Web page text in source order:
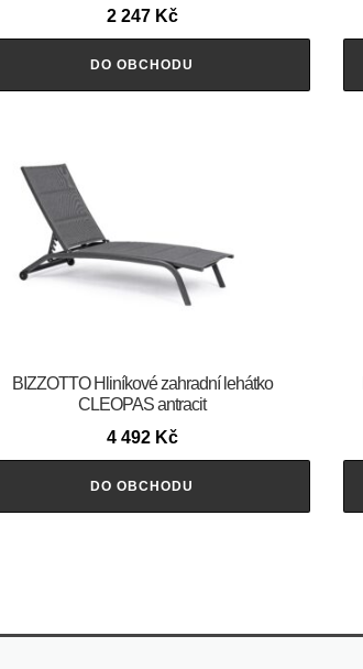
2 247 Kč
DO OBCHODU
BIZZOTTO Hliníkové zahradní lehátko
CLEOPAS antracit
4 492 Kč
DO OBCHODU